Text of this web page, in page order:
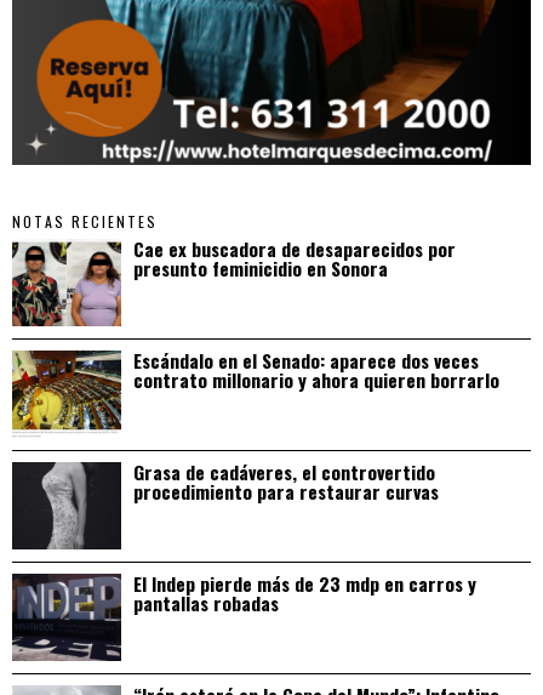
NOTAS RECIENTES
Cae ex buscadora de desaparecidos por
presunto feminicidio en Sonora
Escándalo en el Senado: aparece dos veces
contrato millonario y ahora quieren borrarlo
Grasa de cadáveres, el controvertido
procedimiento para restaurar curvas
El Indep pierde más de 23 mdp en carros y
pantallas robadas